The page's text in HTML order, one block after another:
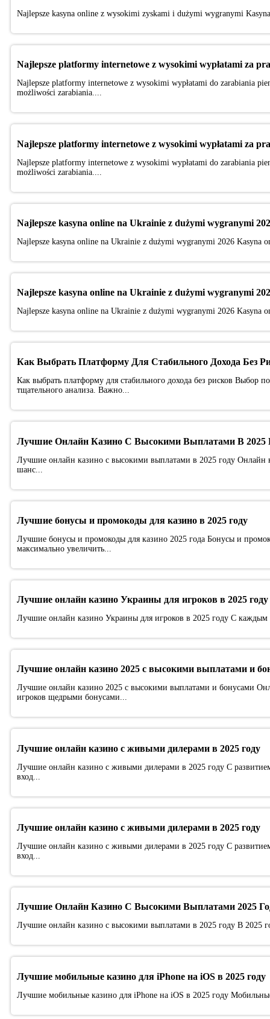
Najlepsze kasyna online z wysokimi zyskami i dużymi wygranymi
Najlepsze platformy internetowe z wysokimi wypłatami za
Najlepsze platformy internetowe z wysokimi wypłatami do zarabiania
możliwości zarabiania....
Najlepsze platformy internetowe z wysokimi wypłatami za
Najlepsze platformy internetowe z wysokimi wypłatami do zarabiania
możliwości zarabiania....
Najlepsze kasyna online na Ukrainie z dużymi wygranymi
Najlepsze kasyna online na Ukrainie z dużymi wygranymi 2026 Kasyna
Najlepsze kasyna online na Ukrainie z dużymi wygranymi
Najlepsze kasyna online na Ukrainie z dużymi wygranymi 2026 Kasyna
Как Выбрать Платформу Для Стабильного Дохода Без
Как выбрать платформу для стабильного дохода без рисков Выбор
тщательного анализа. Важно...
Лучшие Онлайн Казино С Высокими Выплатами В 2025
Лучшие онлайн казино с высокими выплатами в 2025 году Онлайн
шанс...
Лучшие бонусы и промокоды для казино в 2025 году
Лучшие бонусы и промокоды для казино 2025 года Бонусы и
максимально увеличить...
Лучшие онлайн казино Украины для игроков в 2025 году
Лучшие онлайн казино Украины для игроков в 2025 году С каждым
Лучшие онлайн казино 2025 с высокими выплатами и
Лучшие онлайн казино 2025 с высокими выплатами и бонусами
игроков щедрыми бонусами...
Лучшие онлайн казино с живыми дилерами в 2025 году
Лучшие онлайн казино с живыми дилерами в 2025 году С
вход...
Лучшие онлайн казино с живыми дилерами в 2025 году
Лучшие онлайн казино с живыми дилерами в 2025 году С
вход...
Лучшие Онлайн Казино С Высокими Выплатами 2025
Лучшие онлайн казино с высокими выплатами в 2025 году В 2025
Лучшие мобильные казино для iPhone на iOS в 2025 году
Лучшие мобильные казино для iPhone на iOS в 2025 году